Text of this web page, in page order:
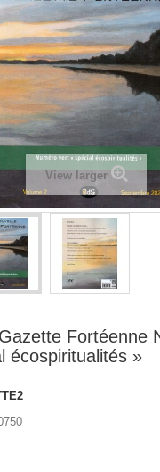
View larger
Fortéenne
écospiritualités »